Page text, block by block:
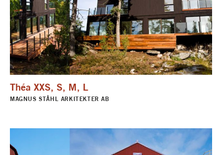
Théa XXS, S, M, L
MAGNUS STÅHL ARKITEKTER AB